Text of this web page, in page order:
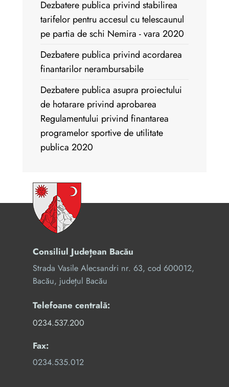
Dezbatere publica privind stabilirea
tarifelor pentru accesul cu telescaunul
pe partia de schi Nemira - vara 2020
Dezbatere publica privind acordarea
finantarilor nerambursabile
Dezbatere publica asupra proiectului
de hotarare privind aprobarea
Regulamentului privind finantarea
programelor sportive de utilitate
publica 2020
Consiliul Județean Bacău
Strada Vasile Alecsandri nr. 63, cod 600012,
Bacău, județul Bacău
Telefoane centrală:
0234.537.200
Fax:
0234.535.012